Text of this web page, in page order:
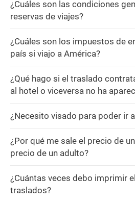
¿Cuáles son las condiciones
reservas de viajes?
¿Cuáles son los impuestos de
país si viajo a América?
¿Qué hago si el traslado
al hotel o viceversa no ha
¿Necesito visado para poder ir a
¿Por qué me sale el precio de
precio de un adulto?
¿Cuántas veces debo imprimir
traslados?